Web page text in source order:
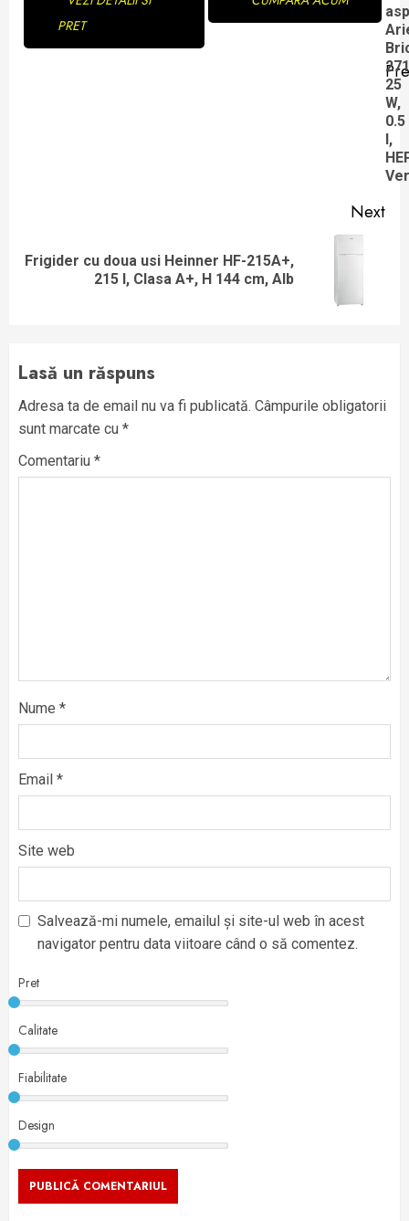
PRET
Reading
25
W,
0.5
l,
Next
Next
Frigider cu doua usi Heinner HF-215A+,
215 l, Clasa A+, H 144 cm, Alb
Lasă un răspuns
Adresa ta de email nu va fi publicată. Câmpurile obligatorii
sunt marcate cu *
Comentariu *
Nume *
Email *
Site web
Salvează-mi numele, emailul și site-ul web în acest
navigator pentru data viitoare când o să comentez.
Pret
Calitate
Fiabilitate
Design